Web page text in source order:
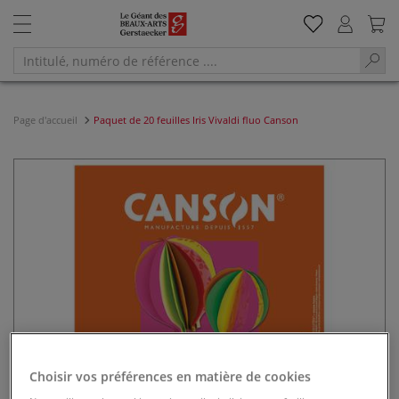
Page d'accueil Paquet de 20 feuilles Iris Vivaldi fluo Canson
Choisir vos préférences en matière de cookies